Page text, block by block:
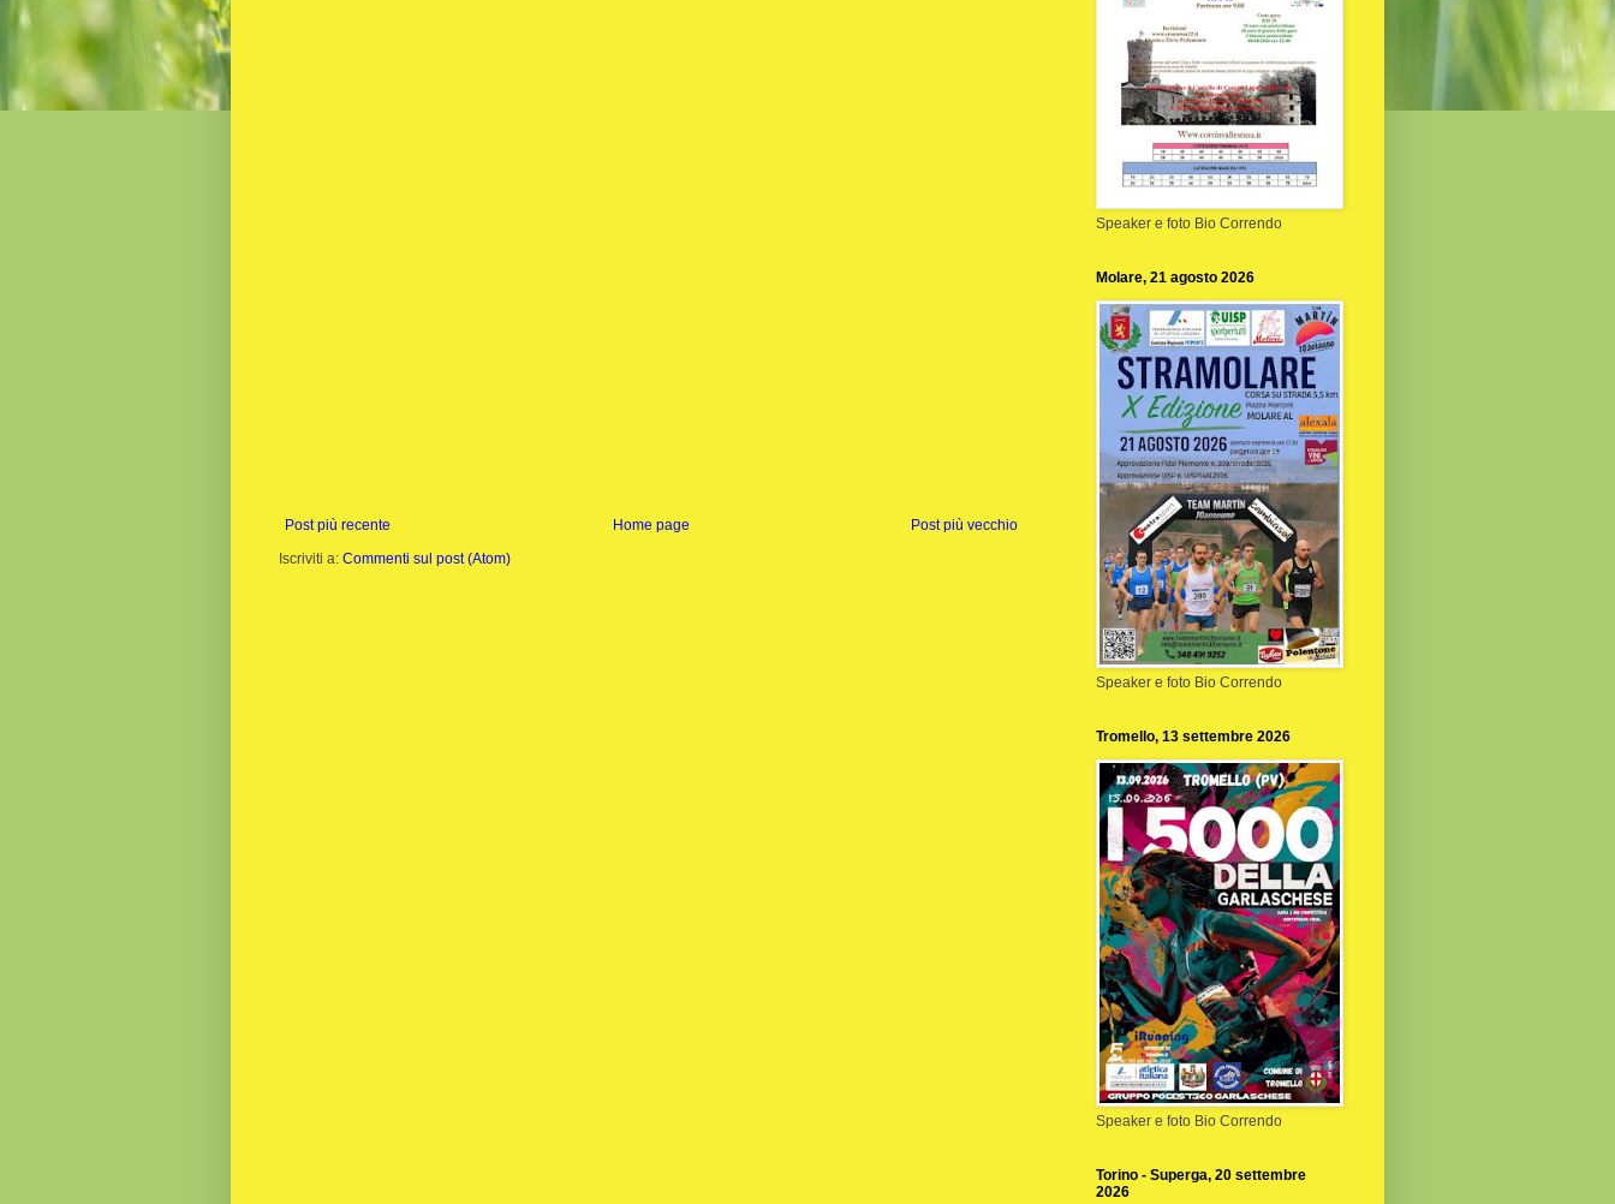
Post più recente Post più vecchio
Home page
Iscriviti a: Commenti sul post (Atom)
Speaker e foto Bio Correndo
Molare, 21 agosto 2026
Speaker e foto Bio Correndo
Tromello, 13 settembre 2026
Speaker e foto Bio Correndo
Torino - Superga, 20 settembre
2026